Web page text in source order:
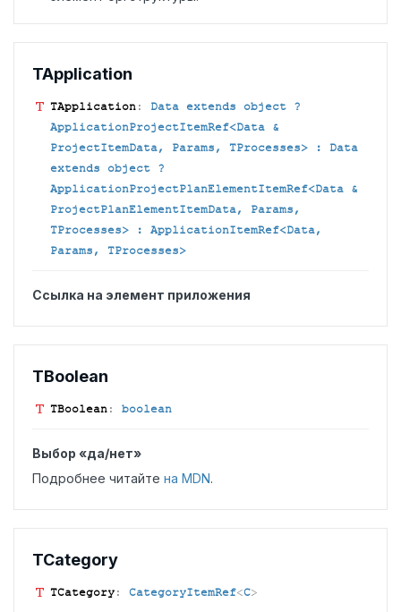
TApplication
TApplication:
Data extends object ?
ApplicationProjectItemRef<Data &
ProjectItemData, Params, TProcesses> : Data
extends object ?
ApplicationProjectPlanElementItemRef<Data &
ProjectPlanElementItemData, Params,
TProcesses> : ApplicationItemRef<Data,
Params, TProcesses>
Ссылка на элемент приложения
TBoolean
TBoolean: boolean
Выбор «да/нет»
Подробнее читайте на MDN.
TCategory
TCategory: CategoryItemRef<C>